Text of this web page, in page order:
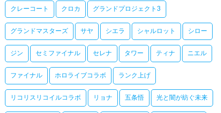
クレーコート クロカ グランドプロジェクト3
グランドマスターズ サヤ シエラ シャルロット シロー
ジン セミファイナル セレナ タワー ティナ ニエル
ファイナル ホロライブコラボ ランク上げ
リコリスリコイルコラボ リョナ 五条悟 光と闇が紡ぐ未来